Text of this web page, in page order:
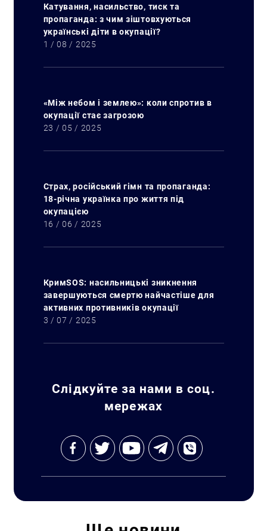
Катування, насильство, тиск та
пропаганда: з чим зіштовхуються
українські діти в окупації?
1 / 08 / 2025
«Між небом і землею»: коли спротив в
окупації стає загрозою
23 / 05 / 2025
Страх, російський гімн та пропаганда:
18-річна українка про життя під
окупацією
16 / 06 / 2025
КримSOS: насильницькі зникнення
завершуються смертю найчастіше для
активних противників окупації
3 / 07 / 2025
Слідкуйте за нами в соц.
мережах